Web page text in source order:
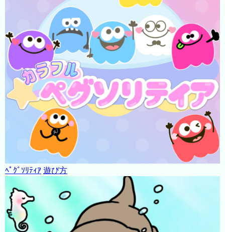
ﾍﾟｸﾞｿﾘﾃｨｱ 遊び方